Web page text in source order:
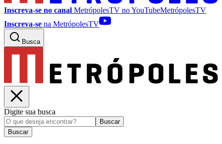
Inscreva-se no canal MetrópolesTV noYouTubeMetrópolesTV
Inscreva-se na MetrópolesTV
Busca
Digite sua busca
Buscar
Buscar